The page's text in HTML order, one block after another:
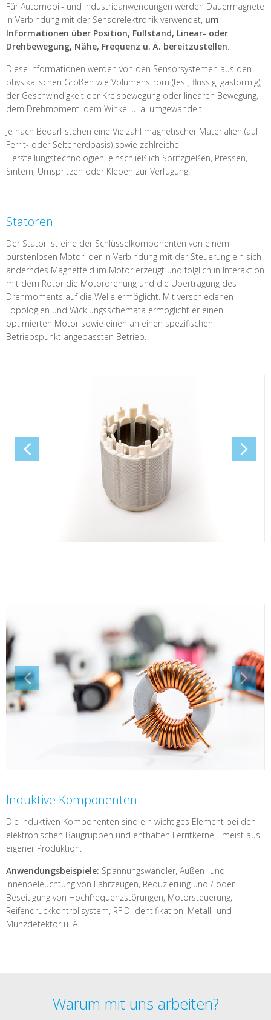
Für Automobil- und Industrieanwendungen werden Dauermagnete
in Verbindung mit der Sensorelektronik verwendet, um
Informationen über Position, Füllstand, Linear- oder
Drehbewegung, Nähe, Frequenz u. Ä. bereitzustellen.
Diese Informationen werden von den Sensorsystemen aus den
physikalischen Größen wie Volumenstrom (fest, flüssig, gasförmig),
der Geschwindigkeit der Kreisbewegung oder linearen Bewegung,
dem Drehmoment, dem Winkel u. a. umgewandelt.
Je nach Bedarf stehen eine Vielzahl magnetischer Materialien (auf
Ferrit- oder Seltenerdbasis) sowie zahlreiche
Herstellungstechnologien, einschließlich Spritzgießen, Pressen,
Sintern, Umspritzen oder Kleben zur Verfügung.
Statoren
Der Stator ist eine der Schlüsselkomponenten von einem
bürstenlosen Motor, der in Verbindung mit der Steuerung ein sich
änderndes Magnetfeld im Motor erzeugt und folglich in Interaktion
mit dem Rotor die Motordrehung und die Übertragung des
Drehmoments auf die Welle ermöglicht. Mit verschiedenen
Topologien und Wicklungsschemata ermöglicht er einen
optimierten Motor sowie einen an einen spezifischen
Betriebspunkt angepassten Betrieb.
Induktive Komponenten
Die induktiven Komponenten sind ein wichtiges Element bei den
elektronischen Baugruppen und enthalten Ferritkerne - meist aus
eigener Produktion.
Anwendungsbeispiele: Spannungswandler, Außen- und
Innenbeleuchtung von Fahrzeugen, Reduzierung und / oder
Beseitigung von Hochfrequenzstörungen, Motorsteuerung,
Reifendruckkontrollsystem, RFID-Identifikation, Metall- und
Münzdetektor u. Ä.
Warum mit uns arbeiten?